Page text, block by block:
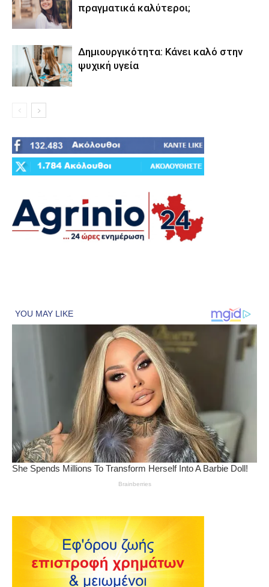
πραγματικά καλύτεροι;
Δημιουργικότητα: Κάνει καλό στην
ψυχική υγεία